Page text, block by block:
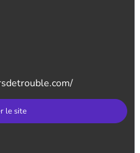
le site